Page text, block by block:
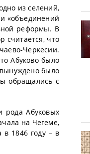
из селений,
«объединений
реформы. В
считается, что
Черкесии.
Абуково было
было
обращались с
рода Абуковых
на Чегеме,
в 1846 году – в